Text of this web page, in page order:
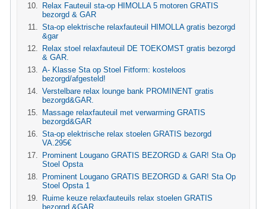
Relax Fauteuil sta-op HIMOLLA 5 motoren GRATIS
bezorgd & GAR
Sta-op elektrische relaxfauteuil HIMOLLA gratis bezorgd
&gar
Relax stoel relaxfauteuil DE TOEKOMST gratis bezorgd
& GAR.
A- Klasse Sta op Stoel Fitform: kosteloos
bezorgd/afgesteld!
Verstelbare relax lounge bank PROMINENT gratis
bezorgd&GAR.
Massage relaxfauteuil met verwarming GRATIS
bezorgd&GAR
Sta-op elektrische relax stoelen GRATIS bezorgd
VA.295€
Prominent Lougano GRATIS BEZORGD & GAR! Sta Op
Stoel Opsta
Prominent Lougano GRATIS BEZORGD & GAR! Sta Op
Stoel Opsta 1
Ruime keuze relaxfauteuils relax stoelen GRATIS
bezorgd &GAR